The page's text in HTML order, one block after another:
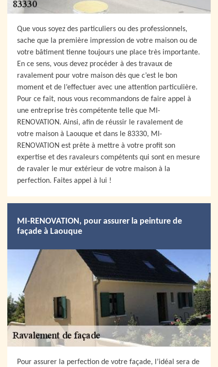
Que vous soyez des particuliers ou des professionnels,
sache que la première impression de votre maison ou de
votre bâtiment tienne toujours une place très importante.
En ce sens, vous devez procéder à des travaux de
ravalement pour votre maison dès que c’est le bon
moment et de l’effectuer avec une attention particulière.
Pour ce fait, nous vous recommandons de faire appel à
une entreprise très compétente telle que MI-
RENOVATION. Ainsi, afin de réussir le ravalement de
votre maison à Laouque et dans le 83330, MI-
RENOVATION est prête à mettre à votre profit son
expertise et des ravaleurs compétents qui sont en mesure
de ravaler le mur extérieur de votre maison à la
perfection. Faites appel à lui !
MI-RENOVATION, pour assurer la peinture de
façade à Laouque
Pour assurer la perfection de votre façade, l’idéal sera de